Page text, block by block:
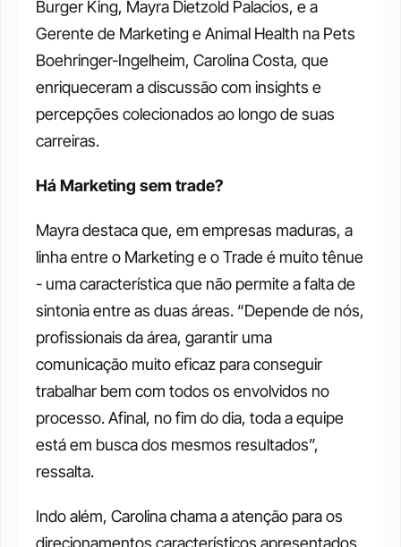
Burger King, Mayra Dietzold Palacios, e a
Gerente de Marketing e Animal Health na Pets
Boehringer-Ingelheim, Carolina Costa, que
enriqueceram a discussão com insights e
percepções colecionados ao longo de suas
carreiras.
Há Marketing sem trade?
Mayra destaca que, em empresas maduras, a
linha entre o Marketing e o Trade é muito tênue
- uma característica que não permite a falta de
sintonia entre as duas áreas. “Depende de nós,
profissionais da área, garantir uma
comunicação muito eficaz para conseguir
trabalhar bem com todos os envolvidos no
processo. Afinal, no fim do dia, toda a equipe
está em busca dos mesmos resultados”,
ressalta.
Indo além, Carolina chama a atenção para os
direcionamentos característicos apresentados